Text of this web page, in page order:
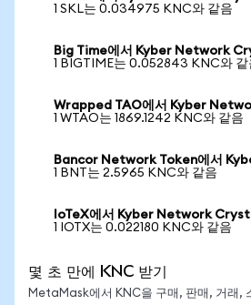
1 SKL는 0.034975 KNC와 같음
Big Time에서 Kyber Network
1 BIGTIME는 0.052843 KNC와 같
Wrapped TAO에서 Kyber
1 WTAO는 1869.1242 KNC와 같음
Bancor Network Token에서
1 BNT는 2.5965 KNC와 같음
IoTeX에서 Kyber Network
1 IOTX는 0.022180 KNC와 같음
몇 초 만에 KNC 받기
MetaMask에서 KNC을 구매, 판매, 거래,